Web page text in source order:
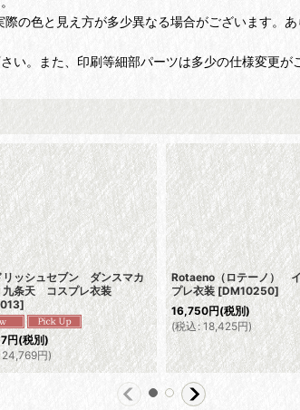
色と見え方が多少異なる場合がございます。あ
。また、印刷等細部パーツは多少の仕様変更が
リッシュセブン ダンスマカ
条天 コスプレ衣装
]
円(税別)
24,769円)
Rotaeno（ロテーノ）
プレ衣装 [DM10250]
16,750円(税別)
(税込: 18,425円)